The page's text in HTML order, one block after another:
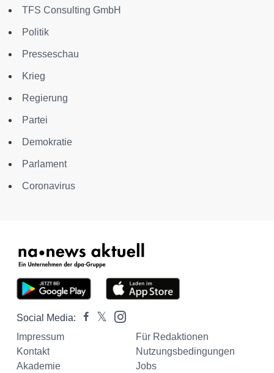
TFS Consulting GmbH
Politik
Presseschau
Krieg
Regierung
Partei
Demokratie
Parlament
Coronavirus
Social Media:
Impressum
Für Redaktionen
Kontakt
Nutzungsbedingungen
Akademie
Jobs